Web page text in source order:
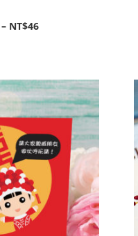
– NT$46